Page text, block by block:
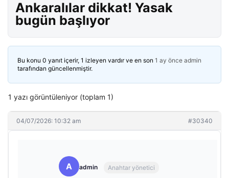
Ankaralılar dikkat! Yasak
bugün başlıyor
Bu konu 0 yanıt içerir, 1 izleyen vardır ve en son 1 ay önce admin
tarafından güncellenmiştir.
1 yazı görüntüleniyor (toplam 1)
04/07/2026: 10:32 am #30340
A admin Anahtar yönetici